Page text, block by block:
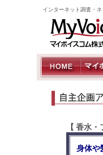
インターネット調査・
【 香水
身体や